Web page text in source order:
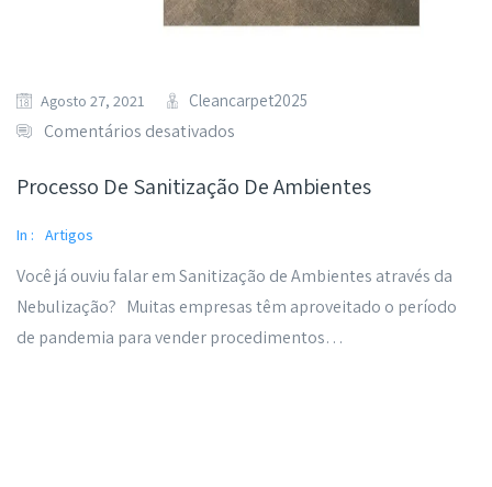
Agosto 27, 2021 Cleancarpet2025
Comentários desativados
Processo De Sanitização De Ambientes
In : Artigos
Você já ouviu falar em Sanitização de Ambientes através da
Nebulização? Muitas empresas têm aproveitado o período
de pandemia para vender procedimentos…